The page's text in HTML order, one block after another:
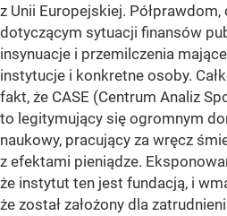
z Unii Europejskiej.
dotyczącym sytuacji finansów
insynuacje i przemilczenia
instytucje i konkretne osoby.
fakt, że CASE (Centrum Analiz
to legitymujący się ogromnym
naukowy, pracujący za wręcz
z efektami pieniądze.
że instytut ten jest fundacją, i
że został założony dla